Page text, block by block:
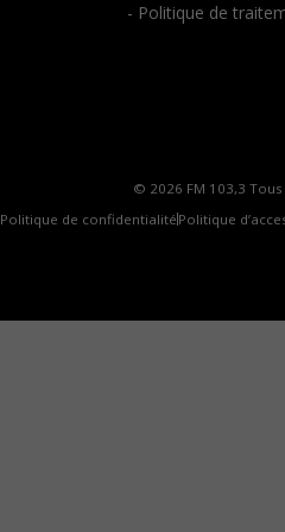
- Politique de
© 2026 FM 103,3
Politique de confidentialité Politique